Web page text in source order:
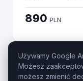
890 PLN
Używamy Google
Możesz
możesz zmienić